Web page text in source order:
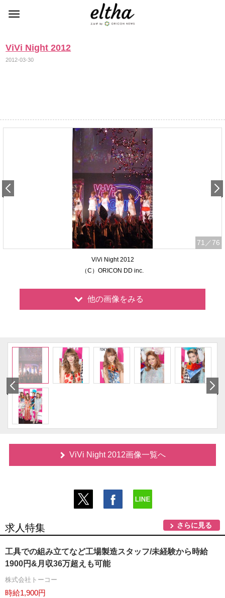
ViVi Night 2012
2012-03-30
71 ／76
ViVi Night 2012
（C）ORICON DD inc.
他の画像をみる
ViVi Night 2012画像一覧へ
求人特集 さらに見る
工具での組み立てなど工場製造スタッフ/未経験から時給
1900円&月収36万超えも可能
株式会社トーコー
時給1,900円